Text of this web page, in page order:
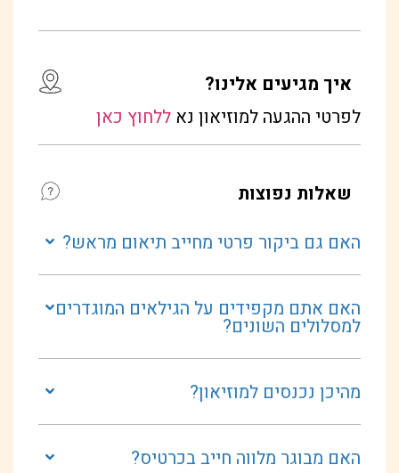
איך מגיעים אלינו?
לפרטי ההגעה למוזיאון נאללחוץ כאן
שאלות נפוצות
האם גם ביקור פרטי מחייב תיאום מראש?
האם אתם מקפידים על הגילאים המוגדרים
למסלולים השונים?
מהיכן נכנסים למוזיאון?
האם מבוגר מלווה חייב בכרטיס?